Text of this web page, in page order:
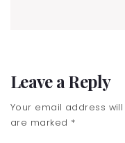
Leave a Reply
Your email address
are marked *